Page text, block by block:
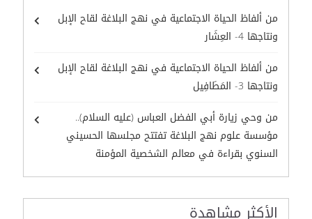
من ألفاظ الحياة الاجتماعية في نهج البلاغة لقاح الإبل
ونتاجها 4- العِشَار
من ألفاظ الحياة الاجتماعية في نهج البلاغة لقاح الإبل
ونتاجها 3- المَطَافِيل
من وحي زيارة أبي الفضل العباس (عليه السلام)..
مؤسسة علوم نهج البلاغة تفتتح مجلسها الحسيني
السنوي بقراءة في معالم الشخصية المؤمنة
الأكثر مشاهدة